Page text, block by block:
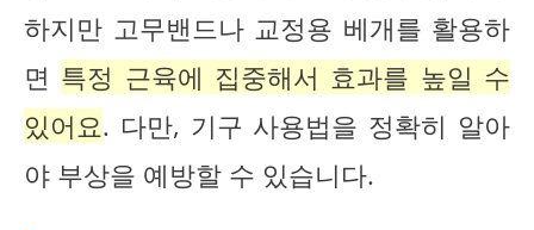
하지만 고무밴드나 교정용 베개를 활용하
면 특정 근육에 집중해서 효과를 높일 수
있어요. 다만, 기구 사용법을 정확히 알아
야 부상을 예방할 수 있습니다.